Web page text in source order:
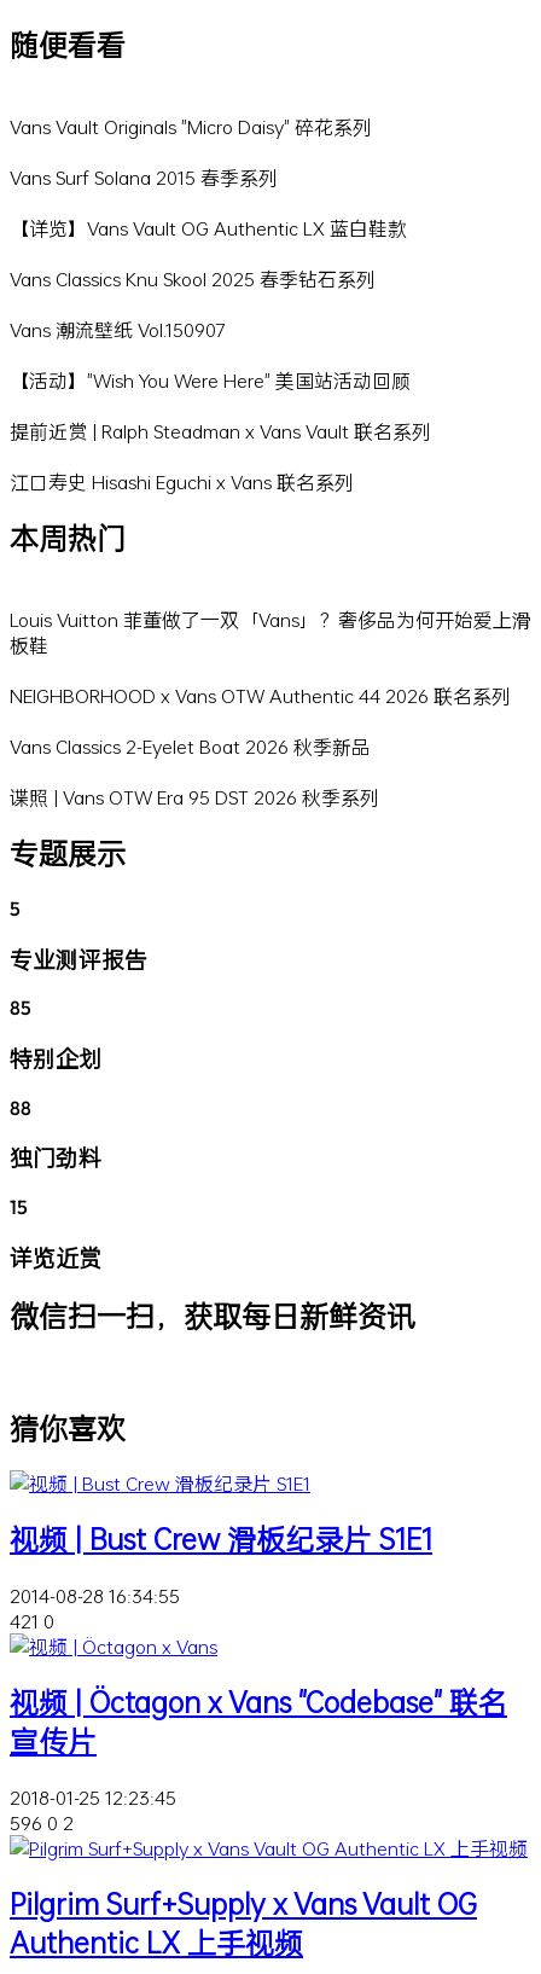
随便看看
Vans Vault Originals "Micro Daisy" 碎花系列
Vans Surf Solana 2015 春季系列
【详览】Vans Vault OG Authentic LX 蓝白鞋款
Vans Classics Knu Skool 2025 春季钻石系列
Vans 潮流壁纸 Vol.150907
【活动】"Wish You Were Here" 美国站活动回顾
提前近赏 | Ralph Steadman x Vans Vault 联名系列
江口寿史 Hisashi Eguchi x Vans 联名系列
本周热门
Louis Vuitton 菲董做了一双「Vans」？奢侈品为何开始爱上滑
板鞋
NEIGHBORHOOD x Vans OTW Authentic 44 2026 联名系列
Vans Classics 2-Eyelet Boat 2026 秋季新品
谍照 | Vans OTW Era 95 DST 2026 秋季系列
专题展示
5
专业测评报告
85
特别企划
88
独门劲料
15
详览近赏
微信扫一扫，获取每日新鲜资讯
猜你喜欢
视频 | Bust Crew 滑板纪录片 S1E1
2014-08-28 16:34:55
421 0
视频 | Öctagon x Vans "Codebase" 联名
宣传片
2018-01-25 12:23:45
596 0 2
Pilgrim Surf+Supply x Vans Vault OG
Authentic LX 上手视频